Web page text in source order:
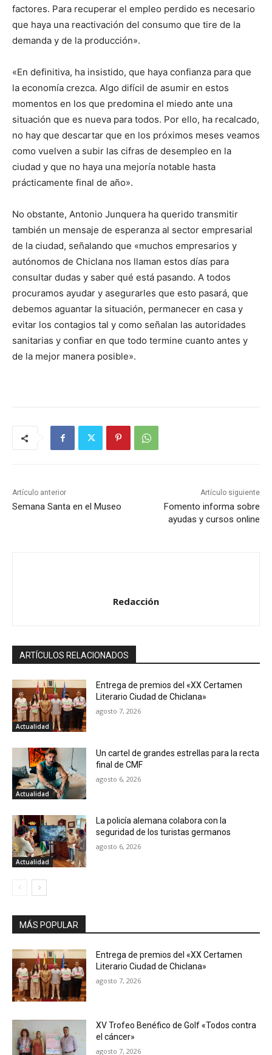
factores. Para recuperar el empleo perdido es necesario
que haya una reactivación del consumo que tire de la
demanda y de la producción».
«En definitiva, ha insistido, que haya confianza para que
la economía crezca. Algo difícil de asumir en estos
momentos en los que predomina el miedo ante una
situación que es nueva para todos. Por ello, ha recalcado,
no hay que descartar que en los próximos meses veamos
como vuelven a subir las cifras de desempleo en la
ciudad y que no haya una mejoría notable hasta
prácticamente final de año».
No obstante, Antonio Junquera ha querido transmitir
también un mensaje de esperanza al sector empresarial
de la ciudad, señalando que «muchos empresarios y
autónomos de Chiclana nos llaman estos días para
consultar dudas y saber qué está pasando. A todos
procuramos ayudar y asegurarles que esto pasará, que
debemos aguantar la situación, permanecer en casa y
evitar los contagios tal y como señalan las autoridades
sanitarias y confiar en que todo termine cuanto antes y
de la mejor manera posible».
Artículo anterior
Semana Santa en el Museo
Artículo siguiente
Fomento informa sobre
ayudas y cursos online
Redacción
ARTÍCULOS RELACIONADOS
Actualidad
Entrega de premios del «XX Certamen
Literario Ciudad de Chiclana»
agosto 7, 2026
Actualidad
Un cartel de grandes estrellas para la recta
final de CMF
agosto 6, 2026
Actualidad
La policía alemana colabora con la
seguridad de los turistas germanos
agosto 6, 2026
MÁS POPULAR
Entrega de premios del «XX Certamen
Literario Ciudad de Chiclana»
agosto 7, 2026
XV Trofeo Benéfico de Golf «Todos contra
el cáncer»
agosto 7, 2026